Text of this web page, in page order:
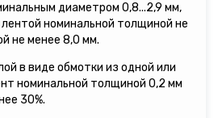
диаметром 0,8...2,9 мм,
номинальной толщиной не
не менее 8,0 мм.
в виде обмотки из одной или
номинальной толщиной 0,2 мм
30%.